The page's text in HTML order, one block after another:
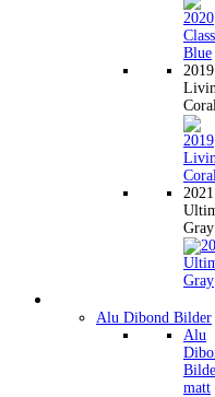
2019
2021
Gray
Alu Dibond Bilder
Alu
matt